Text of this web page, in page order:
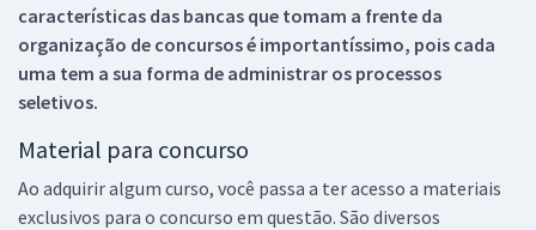
características das bancas que tomam a frente da
organização de concursos é importantíssimo, pois cada
uma tem a sua forma de administrar os processos
seletivos.
Material para concurso
Ao adquirir algum curso, você passa a ter acesso a materiais
exclusivos para o concurso em questão. São diversos